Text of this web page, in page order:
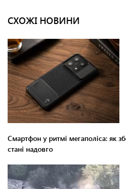
СХОЖІ НОВИНИ
Смартфон у ритмі мегаполіса: як
стані надовго